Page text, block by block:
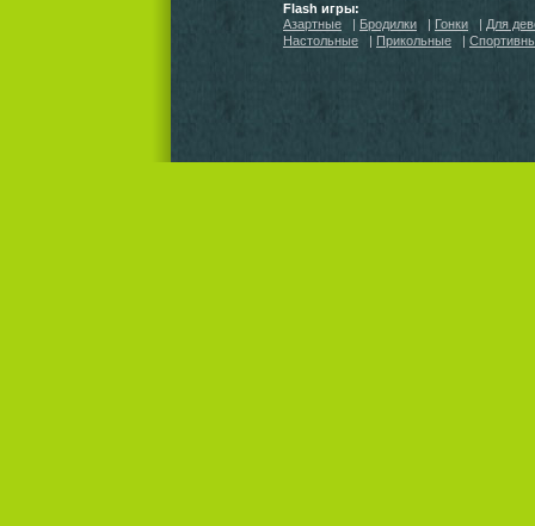
Flash игры:
Азартные
| Бродилки | Гонки | Для
Настольные
| Прикольные |